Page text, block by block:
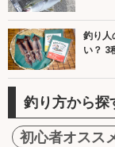
釣り人
い？ 3
釣り方から探
初心者オスス